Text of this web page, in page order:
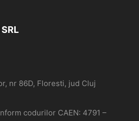
nr 86D, Floresti, jud Cluj
codurilor CAEN: 4791 –